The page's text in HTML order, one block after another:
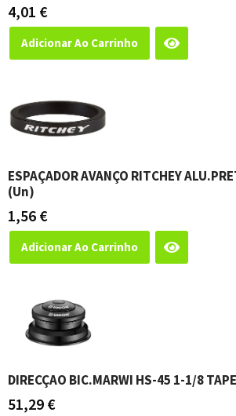
4,01 €
Adicionar Ao Carrinho
ESPAÇADOR AVANÇO RITCHEY
(un)
1,56 €
Adicionar Ao Carrinho
DIRECÇAO BIC.MARWI HS-45 1-1/8
51,29 €